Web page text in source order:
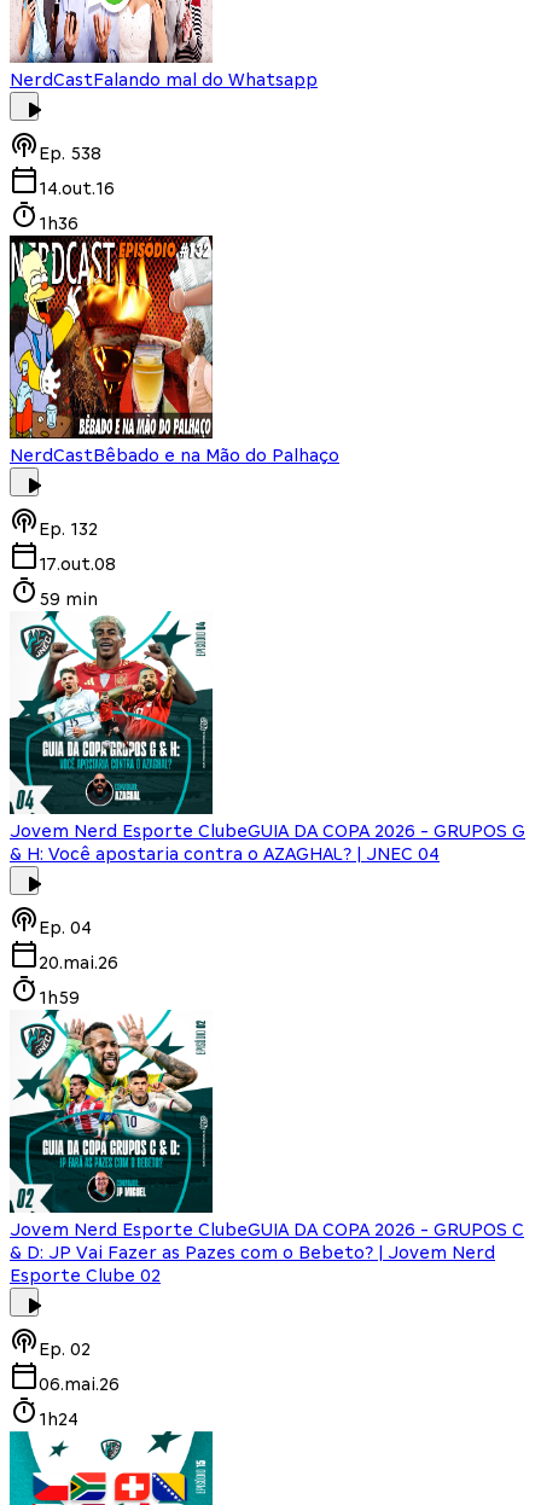
NerdCastFalando mal do Whatsapp
Ep. 538
14.out.16
1h36
NerdCastBêbado e na Mão do Palhaço
Ep. 132
17.out.08
59 min
Jovem Nerd Esporte ClubeGUIA DA COPA 2026 - GRUPOS G
& H: Você apostaria contra o AZAGHAL? | JNEC 04
Ep. 04
20.mai.26
1h59
Jovem Nerd Esporte ClubeGUIA DA COPA 2026 - GRUPOS C
& D: JP Vai Fazer as Pazes com o Bebeto? | Jovem Nerd
Esporte Clube 02
Ep. 02
06.mai.26
1h24